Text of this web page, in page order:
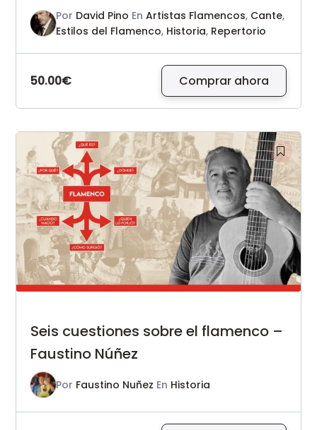
Por David Pino En Artistas Flamencos, Cante,
Estilos del Flamenco, Historia, Repertorio
50.00€ Comprar ahora
Seis cuestiones sobre el flamenco –
Faustino Núñez
Por Faustino Nuñez En Historia